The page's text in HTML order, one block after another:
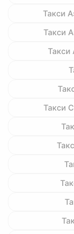
Такси
Такси
Такси
Такси